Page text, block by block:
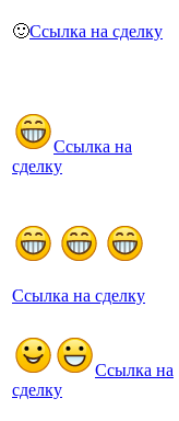
🙂Ссылка на сделку
Ссылка на
сделку
Ссылка на сделку
Ссылка на
сделку